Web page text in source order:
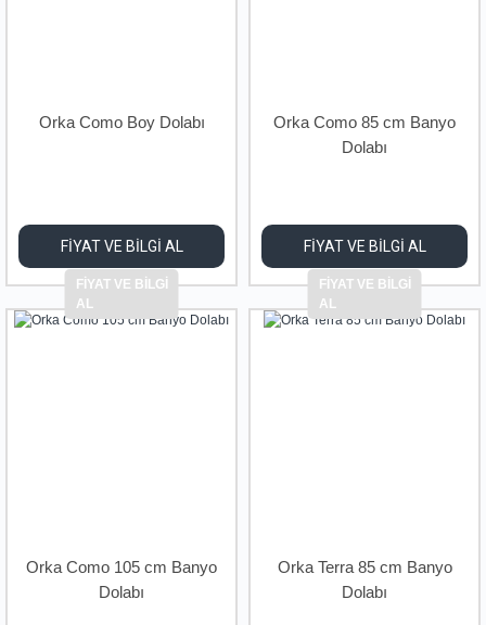
Orka Como Boy Dolabı
FİYAT VE BİLGİ AL
FİYAT VE BİLGİ
AL
Orka Como 85 cm Banyo
Dolabı
FİYAT VE BİLGİ AL
FİYAT VE BİLGİ
AL
Orka Como 105 cm Banyo
Dolabı
Orka Terra 85 cm Banyo
Dolabı